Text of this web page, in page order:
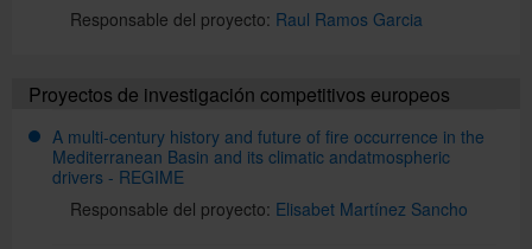
Responsable del proyecto: Raul Ramos Garcia
Proyectos de investigación competitivos europeos
A multi-century history and future of fire occurrence in the
Mediterranean Basin and its climatic andatmospheric
drivers - REGIME
Responsable del proyecto: Elisabet Martínez Sancho